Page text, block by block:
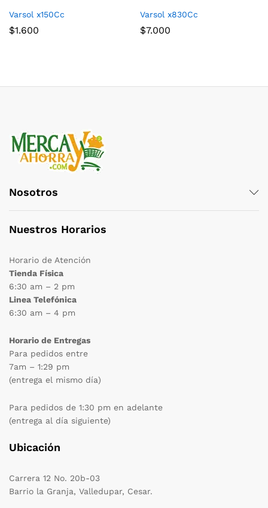
Varsol x150Cc
$1.600
Varsol x830Cc
$7.000
Nosotros
Nuestros Horarios
Horario de Atención
Tienda Física
6:30 am – 2 pm
Linea Telefónica
6:30 am – 4 pm
Horario de Entregas
Para pedidos entre
7am – 1:29 pm
(entrega el mismo día)
Para pedidos de 1:30 pm en adelante
(entrega al día siguiente)
Ubicación
Carrera 12 No. 20b-03
Barrio la Granja, Valledupar, Cesar.